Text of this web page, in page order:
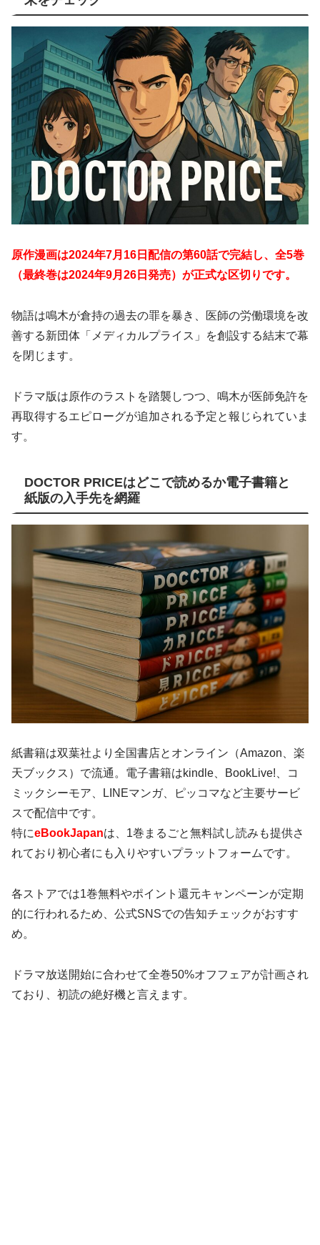
原作漫画は2024年7月16日配信の第60話で完結し、全5巻
（最終巻は2024年9月26日発売）が正式な区切りです。
物語は鳴木が倉持の過去の罪を暴き、医師の労働環境を改
善する新団体「メディカルプライス」を創設する結末で幕
を閉じます。
ドラマ版は原作のラストを踏襲しつつ、鳴木が医師免許を
再取得するエピローグが追加される予定と報じられていま
す。
DOCTOR PRICEはどこで読めるか電子書籍と
紙版の入手先を網羅
紙書籍は双葉社より全国書店とオンライン（Amazon、楽
天ブックス）で流通。電子書籍はkindle、BookLive!、コ
ミックシーモア、LINEマンガ、ピッコマなど主要サービ
スで配信中です。
特にeBookJapanは、1巻まるごと無料試し読みも提供さ
れており初心者にも入りやすいプラットフォームです。
各ストアでは1巻無料やポイント還元キャンペーンが定期
的に行われるため、公式SNSでの告知チェックがおすす
め。
ドラマ放送開始に合わせて全巻50%オフフェアが計画され
ており、初読の絶好機と言えます。